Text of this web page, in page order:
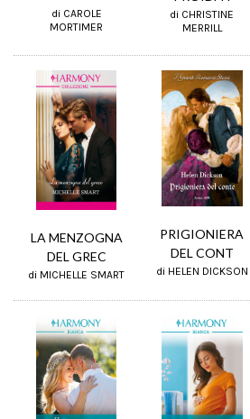
di CAROLE
MORTIMER
di CHRISTINE
MERRILL
LA MENZOGNA
DEL GREC
di MICHELLE SMART
PRIGIONIERA
DEL CONT
di HELEN DICKSON